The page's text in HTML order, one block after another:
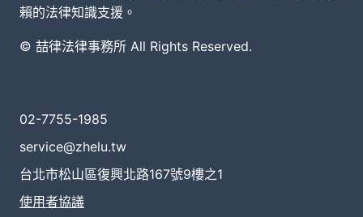
賴的法律知識支援。
© 喆律法律事務所 All Rights Reserved.
02-7755-1985
service@zhelu.tw
台北市松山區復興北路167號9樓之1
使用者協議